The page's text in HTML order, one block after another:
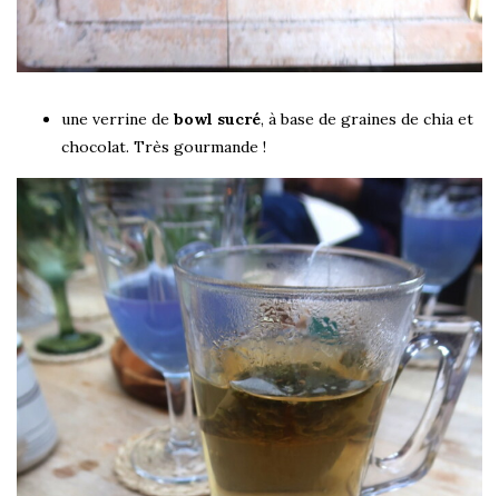
une verrine de bowl sucré, à base de graines de chia et
chocolat. Très gourmande !